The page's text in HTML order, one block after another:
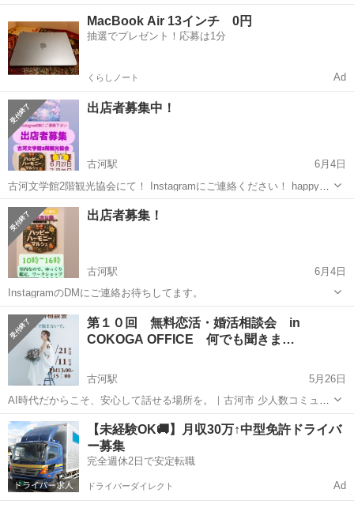
集します！ ●開催日時・・・8月9日（日） 10：00～15：00 ●開催場
所・・・ 茨城県古河市長谷町38-18 古河市役所 古河庁舎となり ...
キッチンカー
MacBook Air 13インチ 0円
抽選でプレゼント！応募は1分
くらしノート Ad
出店者募集中！
古河駅
6月4日
古河文学館2階観光協会にて！ Instagramにご連絡ください！ happy
Harmonyマルシェ！
茨城 古河市 古河駅
出店者募集！
古河駅
6月4日
InstagramのDMにご連絡お待ちしてます。
茨城 古河市 古河駅 その他 Instagram
第１０回 無料恋活・婚活相談会 in
COKOGA OFFICE 何でも聞きま…
古河駅
5月26日
AI時代だからこそ、安心して話せる場所を。｜古河市 少人数コミュニ
ティ相談会 AI時代、 一人で頑張り続けていませんか？ 便利になった
はずなのに、 なぜか人との距離を感じる。 SNSを開けば、 誰かの幸
せが...
茨城 古河市 古河駅 その他 会場
【未経験OK🚚】月収30万↑中型免許ドライバ
ー募集
完全週休2日で安定転職
ドライバーダイレクト Ad